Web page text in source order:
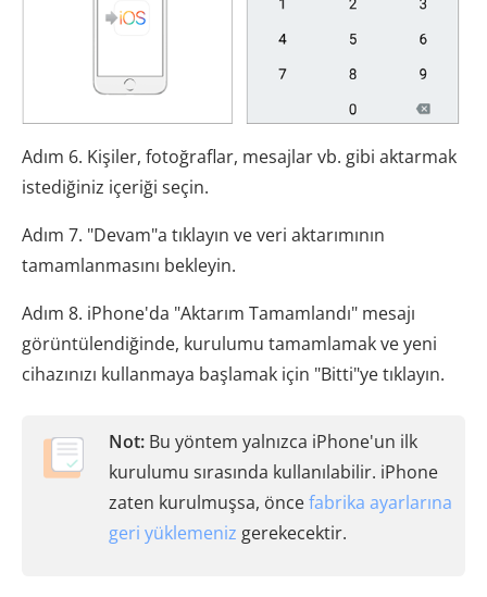
Adım 6. Kişiler, fotoğraflar, mesajlar vb. gibi aktarmak
istediğiniz içeriği seçin.
Adım 7. "Devam"a tıklayın ve veri aktarımının
tamamlanmasını bekleyin.
Adım 8. iPhone'da "Aktarım Tamamlandı" mesajı
görüntülendiğinde, kurulumu tamamlamak ve yeni
cihazınızı kullanmaya başlamak için "Bitti"ye tıklayın.
Not: Bu yöntem yalnızca iPhone'un ilk
kurulumu sırasında kullanılabilir. iPhone
zaten kurulmuşsa, öncefabrika ayarlarına
geri yüklemeniz gerekecektir.